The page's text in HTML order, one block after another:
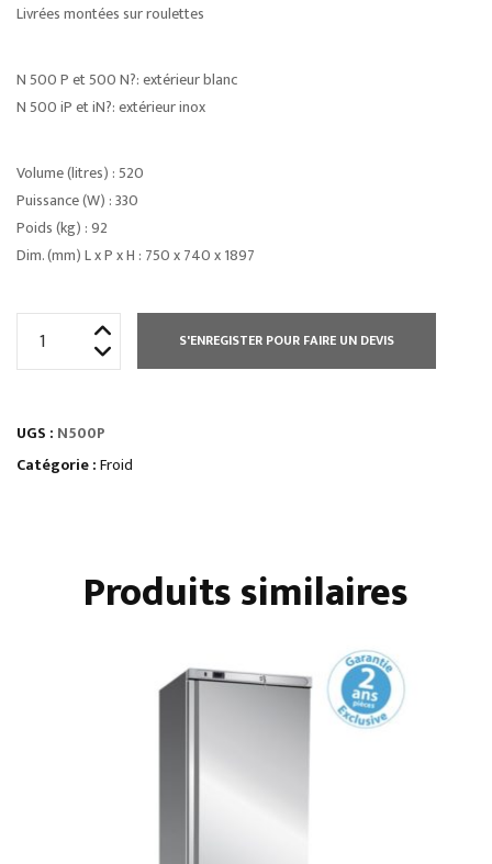
Livrées montées sur roulettes
N 500 P et 500 N?: extérieur blanc
N 500 iP et iN?: extérieur inox
Volume (litres) : 520
Puissance (W) : 330
Poids (kg) : 92
Dim. (mm) L x P x H : 750 x 740 x 1897
PORTES
PLEINESpositives
S'ENREGISTER POUR FAIRE UN DEVIS
UGS : N500P
Catégorie :Froid
Produits similaires